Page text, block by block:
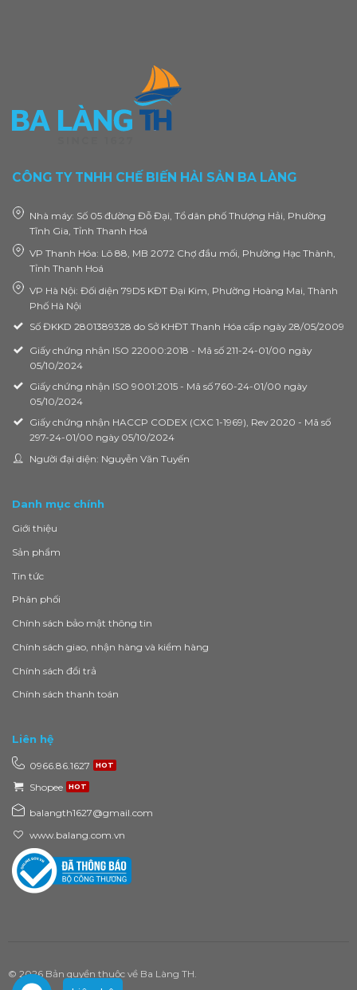
CÔNG TY TNHH CHẾ BIẾN HẢI SẢN BA LÀNG
Nhà máy: Số 05 đường Đỗ Đại, Tổ dân phố Thượng Hải, Phường
Tĩnh Gia, Tỉnh Thanh Hoá
VP Thanh Hóa: Lô 88, MB 2072 Chợ đầu mối, Phường Hạc Thành,
Tỉnh Thanh Hoá
VP Hà Nội: Đối diện 79D5 KĐT Đại Kim, Phường Hoàng Mai, Thành
Phố Hà Nội
Số ĐKKD 2801389328 do Sở KHĐT Thanh Hóa cấp ngày 28/05/2009
Giấy chứng nhận ISO 22000:2018 - Mã số 211-24-01/00 ngày
05/10/2024
Giấy chứng nhận ISO 9001:2015 - Mã số 760-24-01/00 ngày
05/10/2024
Giấy chứng nhận HACCP CODEX (CXC 1-1969), Rev 2020 - Mã số
297-24-01/00 ngày 05/10/2024
Người đại diện: Nguyễn Văn Tuyến
Danh mục chính
Giới thiệu
Sản phẩm
Tin tức
Phân phối
Chính sách bảo mật thông tin
Chính sách giao, nhận hàng và kiểm hàng
Chính sách đổi trả
Chính sách thanh toán
Liên hệ
0966.86.1627
Shopee
balangth1627@gmail.com
www.balang.com.vn
© 2026 Bản quyền thuộc về Ba Làng TH.